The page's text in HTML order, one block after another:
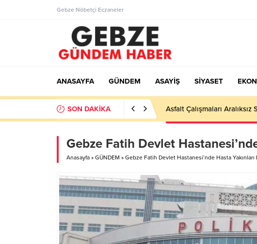
Gebze Nöbetçi Eczaneler
ANASAYFA GÜNDEM ASAYİŞ SİYASET
SON DAKİKA Ortaöğretime Geçiş Tercih
Gebze Fatih Devlet
Anasayfa » GÜNDEM » Gebze Fatih Devlet Hastanesi’nde Hasta Yakınları